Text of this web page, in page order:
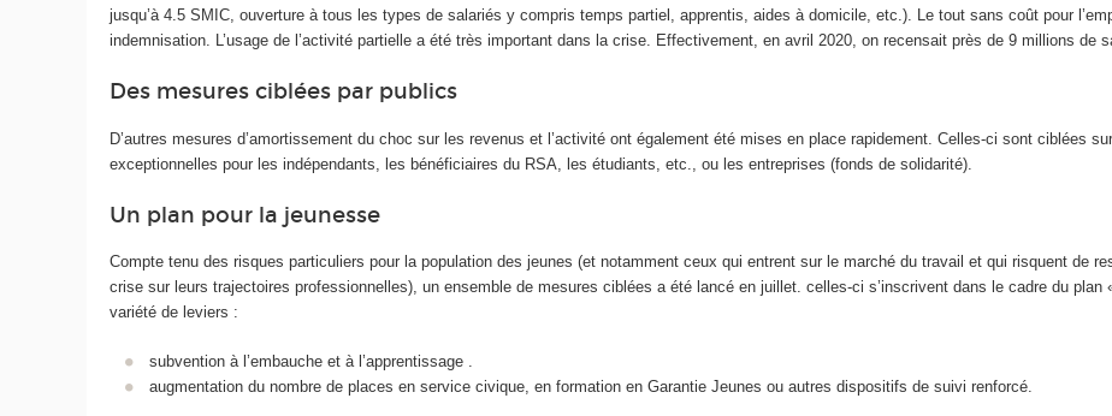
jusqu’à 4.5 SMIC, ouverture à tous les types de salariés y compris temps partiel, apprentis, aides à domicile, etc.). Le tout sans coût pour
indemnisation. L’usage de l’activité partielle a été très important dans la crise. Effectivement, en avril 2020, on recensait près de 9 millions de
Des mesures ciblées par publics
D’autres mesures d’amortissement du choc sur les revenus et l’activité ont également été mises en place rapidement. Celles-ci sont ciblées
exceptionnelles pour les indépendants, les bénéficiaires du RSA, les étudiants, etc., ou les entreprises (fonds de solidarité).
Un plan pour la jeunesse
Compte tenu des risques particuliers pour la population des jeunes (et notamment ceux qui entrent sur le marché du travail et qui risquent de
crise sur leurs trajectoires professionnelles), un ensemble de mesures ciblées a été lancé en juillet. celles-ci s’inscrivent dans le cadre du
variété de leviers :
subvention à l’embauche et à l’apprentissage .
augmentation du nombre de places en service civique, en formation en Garantie Jeunes ou autres dispositifs de suivi renforcé.